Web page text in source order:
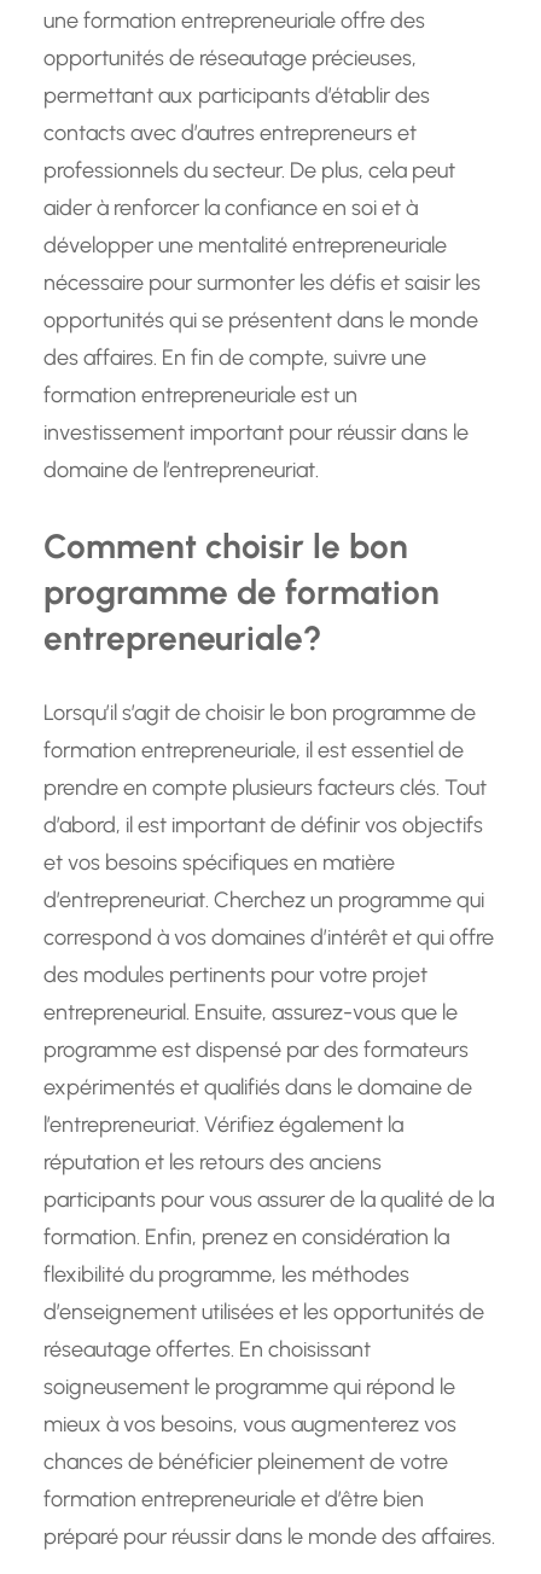
une formation entrepreneuriale offre des
opportunités de réseautage précieuses,
permettant aux participants d’établir des
contacts avec d’autres entrepreneurs et
professionnels du secteur. De plus, cela peut
aider à renforcer la confiance en soi et à
développer une mentalité entrepreneuriale
nécessaire pour surmonter les défis et saisir les
opportunités qui se présentent dans le monde
des affaires. En fin de compte, suivre une
formation entrepreneuriale est un
investissement important pour réussir dans le
domaine de l’entrepreneuriat.
Comment choisir le bon
programme de formation
entrepreneuriale?
Lorsqu’il s’agit de choisir le bon programme de
formation entrepreneuriale, il est essentiel de
prendre en compte plusieurs facteurs clés. Tout
d’abord, il est important de définir vos objectifs
et vos besoins spécifiques en matière
d’entrepreneuriat. Cherchez un programme qui
correspond à vos domaines d’intérêt et qui offre
des modules pertinents pour votre projet
entrepreneurial. Ensuite, assurez-vous que le
programme est dispensé par des formateurs
expérimentés et qualifiés dans le domaine de
l’entrepreneuriat. Vérifiez également la
réputation et les retours des anciens
participants pour vous assurer de la qualité de la
formation. Enfin, prenez en considération la
flexibilité du programme, les méthodes
d’enseignement utilisées et les opportunités de
réseautage offertes. En choisissant
soigneusement le programme qui répond le
mieux à vos besoins, vous augmenterez vos
chances de bénéficier pleinement de votre
formation entrepreneuriale et d’être bien
préparé pour réussir dans le monde des affaires.